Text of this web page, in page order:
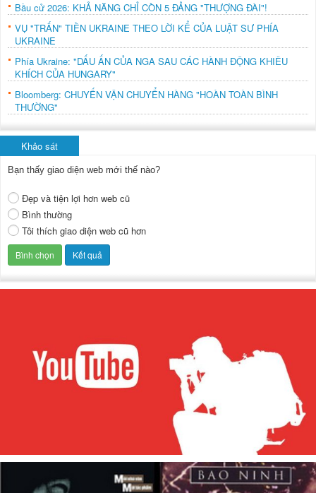
Bầu cử 2026: KHẢ NĂNG CHỈ CÒN 5 ĐẢNG "THƯỢNG ĐÀI"!
VỤ "TRẤN" TIỀN UKRAINE THEO LỜI KỂ CỦA LUẬT SƯ PHÍA
UKRAINE
Phía Ukraine: "DẤU ẤN CỦA NGA SAU CÁC HÀNH ĐỘNG KHIÊU
KHÍCH CỦA HUNGARY"
Bloomberg: CHUYẾN VẬN CHUYỂN HÀNG "HOÀN TOÀN BÌNH
THƯỜNG"
Khảo sát
Bạn thấy giao diện web mới thế nào?
Đẹp và tiện lợi hơn web cũ
Bình thường
Tôi thích giao diện web cũ hơn